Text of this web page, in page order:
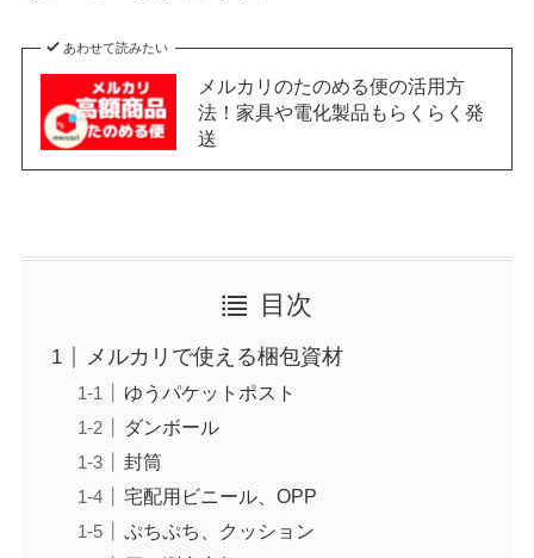
あわせて読みたい
メルカリのたのめる便の活用方
法！家具や電化製品もらくらく発
送
目次
メルカリで使える梱包資材
ゆうパケットポスト
ダンボール
封筒
宅配用ビニール、OPP
ぷちぷち、クッション